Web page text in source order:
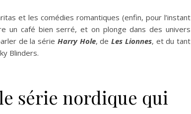
et les comédies romantiques (enfin, pour l’instant
un café bien serré, et on plonge dans des univers
de la série Harry Hole, deLes Lionnes, et du tant
Blinders.
série nordique qui